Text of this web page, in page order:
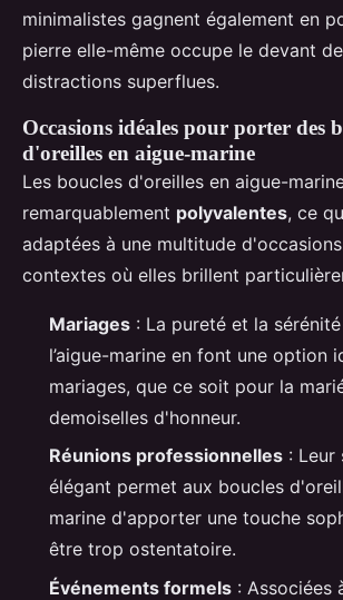
minimalistes gagnent également en
pierre elle-même occupe le devant
distractions superflues.
Occasions idéales pour porter des
d'oreilles en aigue-marine
Les boucles d'oreilles en aigue-
remarquablement polyvalentes, ce
adaptées à une multitude
contextes où elles brillent
Mariages : La pureté et la
l’aigue-marine en font une option
mariages, que ce soit pour la
demoiselles d'honneur.
Réunions professionnelles : Leur
élégant permet aux boucles
marine d'apporter une touche
être trop ostentatoire.
Événements formels : Associées